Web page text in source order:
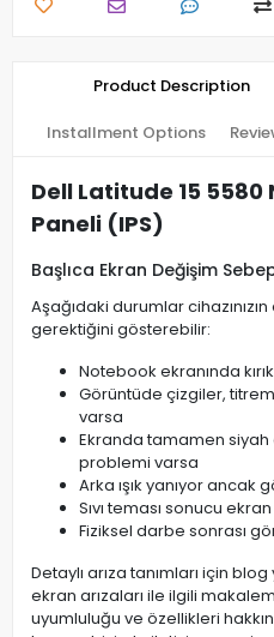
Product Description
Installment Options
Dell Latitude 15 5580
Paneli (IPS)
Başlıca Ekran Değişim
Aşağıdaki durumlar
gerektiğini gösterebilir:
Notebook ekranında
Görüntüde çizgiler,
varsa
Ekranda tamamen
problemi varsa
Arka ışık yanıyor
Sıvı teması sonucu
Fiziksel darbe sonrası
Detaylı arıza tanımları için
ekran arızaları ile ilgili
uyumluluğu ve özellikleri